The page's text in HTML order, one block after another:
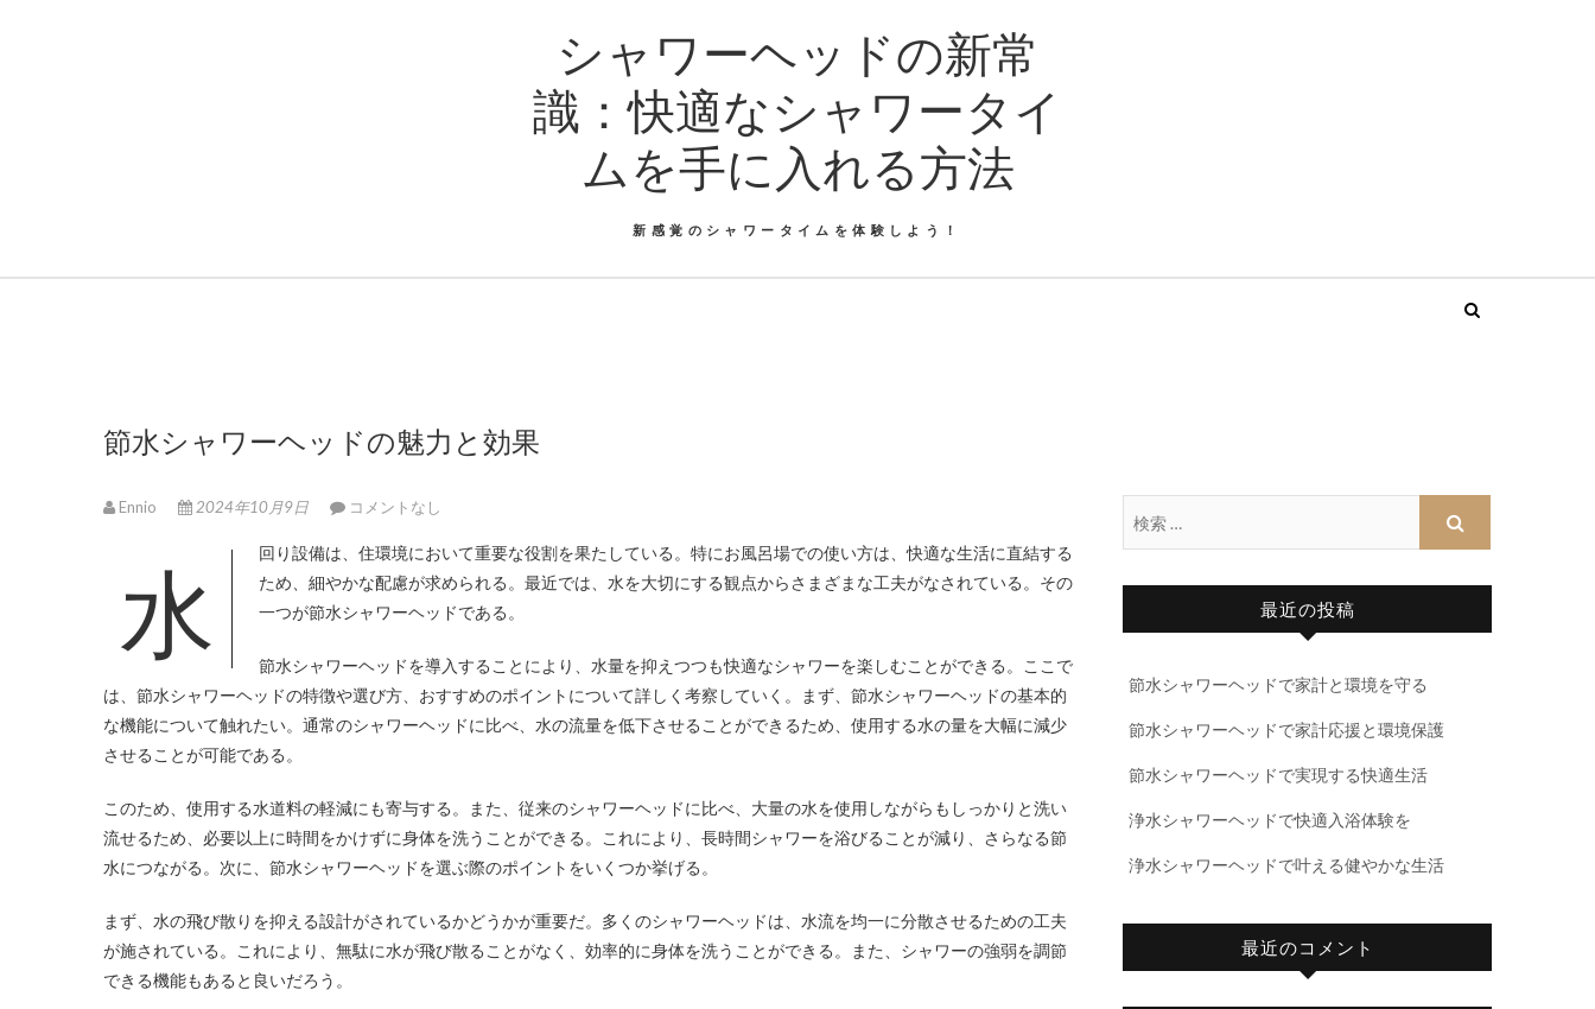
シャワーヘッドの新常
識：快適なシャワータイ
ムを手に入れる方法
新感覚のシャワータイムを体験しよう！
節水シャワーヘッドの魅力と効果
Ennio 2024年10月9日 コメントなし
水回り設備は、住環境において重要な役割を果たしている。 特にお風呂場での使い方は、快適な生活に直結する
ため、細やかな配慮が求められる。最近では、水を大切にする観点からさまざまな工夫がなされている。その
一つが節水シャワーヘッドである。
節水シャワーヘッドを導入することにより、水量を抑えつつも快適なシャワーを楽しむことができる。ここで
は、節水シャワーヘッドの特徴や選び方、おすすめのポイントについて詳しく考察していく。まず、節水シャワーヘッドの基本的
な機能について触れたい。通常のシャワーヘッドに比べ、水の流量を低下させることができるため、使用する水の量を大幅に減少
させることが可能である。
このため、使用する水道料の軽減にも寄与する。また、従来のシャワーヘッドに比べ、大量の水を使用しながらもしっかりと洗い
流せるため、必要以上に時間をかけずに身体を洗うことができる。これにより、長時間シャワーを浴びることが減り、さらなる節
水につながる。次に、節水シャワーヘッドを選ぶ際のポイントをいくつか挙げる。
まず、水の飛び散りを抑える設計がされているかどうかが重要だ。多くのシャワーヘッドは、水流を均一に分散させるための工夫
が施されている。これにより、無駄に水が飛び散ることがなく、効率的に身体を洗うことができる。また、シャワーの強弱を調節
できる機能もあると良いだろう。
最近の投稿
節水シャワーヘッドで家計と環境を守る
節水シャワーヘッドで家計応援と環境保護
節水シャワーヘッドで実現する快適生活
浄水シャワーヘッドで快適入浴体験を
浄水シャワーヘッドで叶える健やかな生活
最近のコメント